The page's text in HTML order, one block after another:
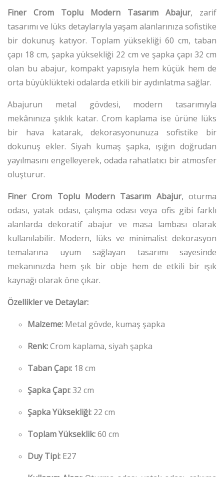
Finer Crom Toplu Modern Tasarım Abajur, zarif
tasarımı ve lüks detaylarıyla yaşam alanlarınıza sofistike
bir dokunuş katıyor. Toplam yüksekliği 60 cm, taban
çapı 18 cm, şapka yüksekliği 22 cm ve şapka çapı 32 cm
olan bu abajur, kompakt yapısıyla hem küçük hem de
orta büyüklükteki odalarda etkili bir aydınlatma sağlar.
Abajurun metal gövdesi, modern tasarımıyla
mekânınıza şıklık katar. Crom kaplama ise ürüne lüks
bir hava katarak, dekorasyonunuza sofistike bir
dokunuş ekler. Siyah kumaş şapka, ışığın doğrudan
yayılmasını engelleyerek, odada rahatlatıcı bir atmosfer
oluşturur.
Finer Crom Toplu Modern Tasarım Abajur, oturma
odası, yatak odası, çalışma odası veya ofis gibi farklı
alanlarda dekoratif abajur ve masa lambası olarak
kullanılabilir. Modern, lüks ve minimalist dekorasyon
temalarına uyum sağlayan tasarımı sayesinde
mekanınızda hem şık bir obje hem de etkili bir ışık
kaynağı olarak öne çıkar.
Özellikler ve Detaylar:
Malzeme: Metal gövde, kumaş şapka
Renk:Crom kaplama, siyah şapka
Taban Çapı: 18 cm
Şapka Çapı:32 cm
Şapka Yüksekliği: 22 cm
Toplam Yükseklik:60 cm
Duy Tipi: E27